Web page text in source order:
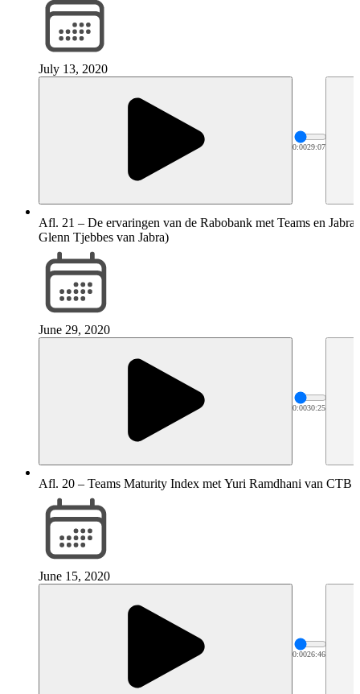
July 13, 2020
0:0029:07
Afl. 21 – De ervaringen van de Rabobank met Teams en
Glenn Tjebbes van Jabra)
June 29, 2020
0:0030:25
Afl. 20 – Teams Maturity Index met Yuri Ramdhani van CTB
June 15, 2020
0:0026:46